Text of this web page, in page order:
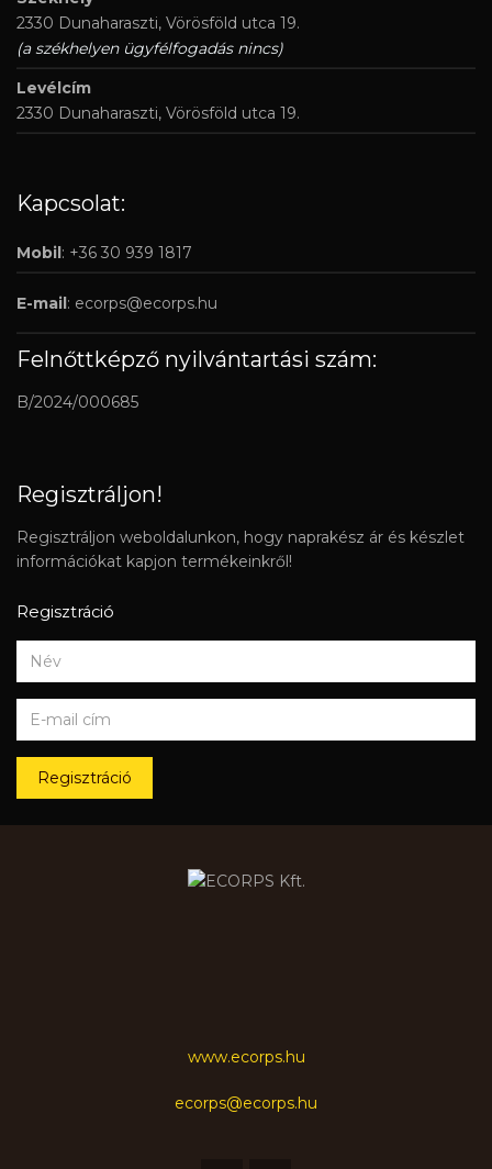
2330 Dunaharaszti, Vörösföld utca 19.
(a székhelyen ügyfélfogadás nincs)
Levélcím
2330 Dunaharaszti, Vörösföld utca 19.
Kapcsolat:
Mobil: +36 30 939 1817
E-mail: ecorps@ecorps.hu
Felnőttképző nyilvántartási szám:
B/2024/000685
Regisztráljon!
Regisztráljon weboldalunkon, hogy naprakész ár és készlet
információkat kapjon termékeinkről!
Regisztráció
Regisztráció
www.ecorps.hu
ecorps@ecorps.hu